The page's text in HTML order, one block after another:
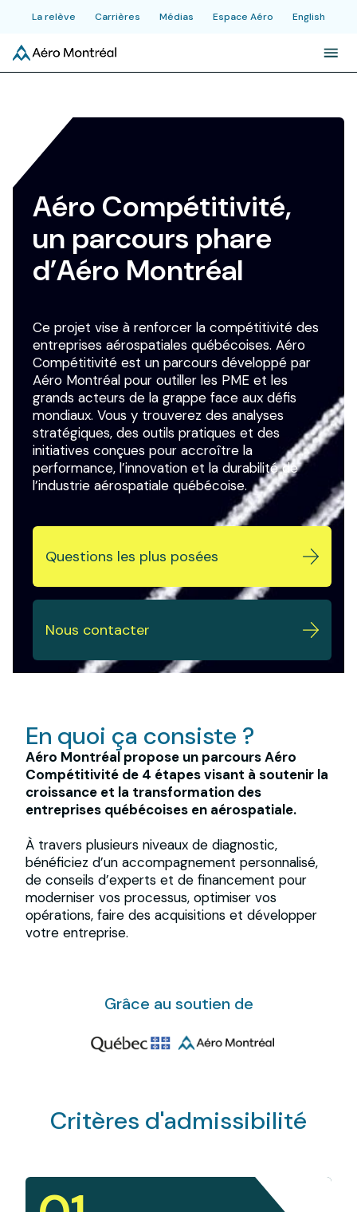
La relève Carrières Médias Espace Aéro English
Initiatives
Industrie
Actualités et publications
Aéro Compétitivité,
un parcours phare
d’Aéro Montréal
Ce projet vise à renforcer la compétitivité des
entreprises aérospatiales québécoises. Aéro
Compétitivité est un parcours développé par
Aéro Montréal pour outiller les PME et les
grands acteurs de la grappe face aux défis
mondiaux. Vous y trouverez des analyses
stratégiques, des outils pratiques et des
initiatives conçues pour accroître la
performance, l’innovation et la durabilité de
l’industrie aérospatiale québécoise.
Questions les plus posées
Nous contacter
En quoi ça consiste ?
Aéro Montréal propose un parcours Aéro
Compétitivité de 4 étapes visant à soutenir la
croissance et la transformation des
entreprises québécoises en aérospatiale.
À travers plusieurs niveaux de diagnostic,
bénéficiez d’un accompagnement personnalisé,
de conseils d’experts et de financement pour
moderniser vos processus, optimiser vos
opérations, faire des acquisitions et développer
votre entreprise.
Grâce au soutien de
Critères d'admissibilité